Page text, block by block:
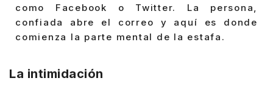
como Facebook o Twitter. La persona,
confiada abre el correo y aquí es donde
comienza la parte mental de la estafa.
La intimidación